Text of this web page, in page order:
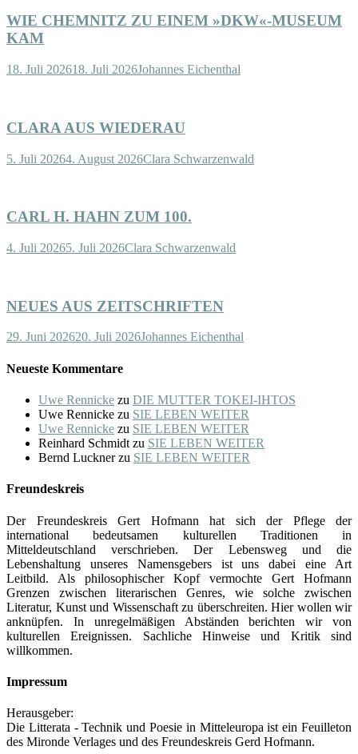
WIE CHEMNITZ ZU EINEM »DKW«-MUSEUM
KAM
18. Juli 202618. Juli 2026Johannes Eichenthal
CLARA AUS WIEDERAU
5. Juli 20264. August 2026Clara Schwarzenwald
CARL H. HAHN ZUM 100.
4. Juli 20265. Juli 2026Clara Schwarzenwald
NEUES AUS ZEITSCHRIFTEN
29. Juni 202620. Juli 2026Johannes Eichenthal
Neueste Kommentare
Uwe Rennicke zu DIE MUTTER TOKEI-IHTOS
Uwe Rennicke zu SIE LEBEN WEITER
Uwe Rennicke zu SIE LEBEN WEITER
Reinhard Schmidt zu SIE LEBEN WEITER
Bernd Lucknerzu SIE LEBEN WEITER
Freundeskreis
Der Freundeskreis Gert Hofmann hat sich der Pflege der
international bedeutsamen kulturellen Traditionen in
Mitteldeutschland verschrieben. Der Lebensweg und die
Lebenshaltung unseres Namensgebers ist uns dabei eine Art
Leitbild. Als philosophischer Kopf vermochte Gert Hofmann
Grenzen zwischen literarischen Genres, wie solche zwischen
Literatur, Kunst und Wissenschaft zu überschreiten. Hier wollen wir
anknüpfen. In unregelmäßigen Abständen berichten wir von
kulturellen Ereignissen. Sachliche Hinweise und Kritik sind
willkommen.
Impressum
Herausgeber:
Die Litterata - Technik und Poesie in Mitteleuropa ist ein Feuilleton
des Mironde Verlages und des Freundeskreis Gerd Hofmann.